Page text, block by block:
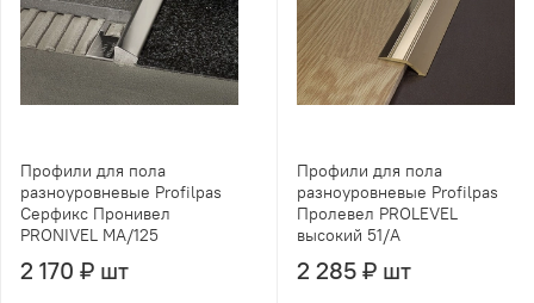
Профили для пола
разноуровневые Profilpas
Серфикс Пронивел
PRONIVEL MA/125
2 170 ₽ шт
Профили для пола
разноуровневые Profilpas
Пролевел PROLEVEL
высокий 51/A
2 285 ₽ шт